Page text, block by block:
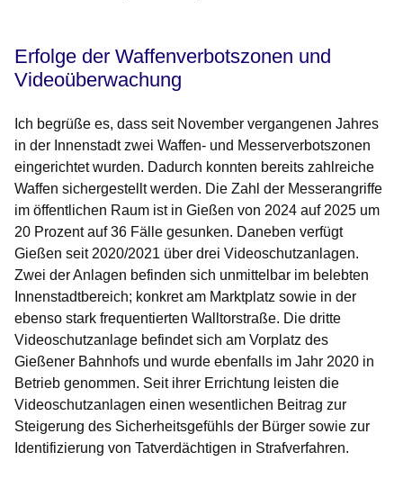
Erfolge der Waffenverbotszonen und
Videoüberwachung
Ich begrüße es, dass seit November vergangenen Jahres
in der Innenstadt zwei Waffen- und Messerverbotszonen
eingerichtet wurden. Dadurch konnten bereits zahlreiche
Waffen sichergestellt werden. Die Zahl der Messerangriffe
im öffentlichen Raum ist in Gießen von 2024 auf 2025 um
20 Prozent auf 36 Fälle gesunken. Daneben verfügt
Gießen seit 2020/2021 über drei Videoschutzanlagen.
Zwei der Anlagen befinden sich unmittelbar im belebten
Innenstadtbereich; konkret am Marktplatz sowie in der
ebenso stark frequentierten Walltorstraße. Die dritte
Videoschutzanlage befindet sich am Vorplatz des
Gießener Bahnhofs und wurde ebenfalls im Jahr 2020 in
Betrieb genommen. Seit ihrer Errichtung leisten die
Videoschutzanlagen einen wesentlichen Beitrag zur
Steigerung des Sicherheitsgefühls der Bürger sowie zur
Identifizierung von Tatverdächtigen in Strafverfahren.